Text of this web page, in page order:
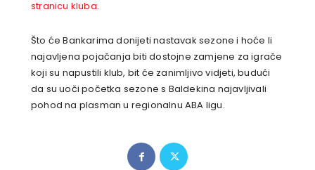
stranicu kluba.
Što će Bankarima donijeti nastavak sezone i hoće li
najavljena pojačanja biti dostojne zamjene za igrače
koji su napustili klub, bit će zanimljivo vidjeti, budući
da su uoči početka sezone s Baldekina najavljivali
pohod na plasman u regionalnu ABA ligu.